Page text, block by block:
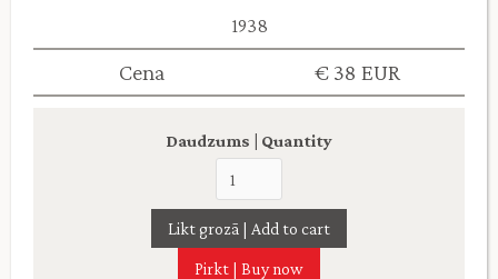
1938
Cena € 38 EUR
Daudzums | Quantity
Pirkt | Buy now